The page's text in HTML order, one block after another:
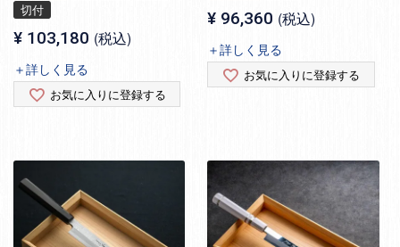
切付
¥ 103,180 税込
＋詳しく見る
お気に入りに登録する
¥ 96,360 税込
＋詳しく見る
お気に入りに登録する